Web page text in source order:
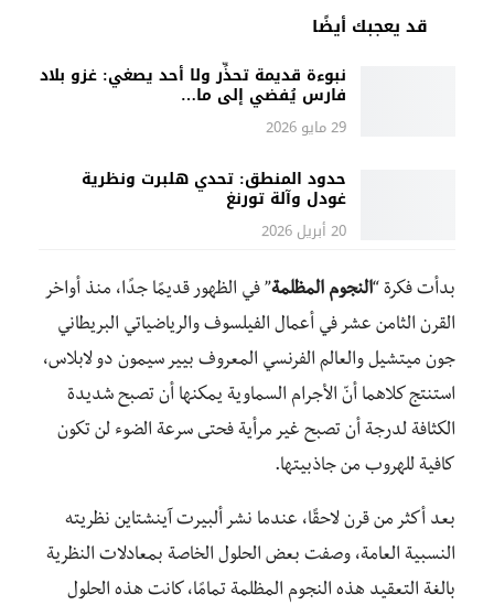
قد يعجبك أيضًا
نبوءة قديمة تحذِّر ولا أحد يصغي: غزو بلاد
فارس يُفضي إلى ما…
29 مايو 2026
حدود المنطق: تحدي هلبرت ونظرية
غودل وآلة تورنغ
20 أبريل 2026
بدأت فكرة “النجوم المظلمة” في الظهور قديمًا جدًا، منذ أواخر
القرن الثامن عشر في أعمال الفيلسوف والرياضياتي البريطاني
جون ميتشيل والعالم الفرنسي المعروف بيير سيمون دو لابلاس،
استنتج كلاهما أنّ الأجرام السماوية يمكنها أن تصبح شديدة
الكثافة لدرجة أن تصبح غير مرأية فحتى سرعة الضوء لن تكون
كافية للهروب من جاذبيتها.
بعد أكثر من قرن لاحقًا، عندما نشر ألبيرت آينشتاين نظريته
النسبية العامة، وصفت بعض الحلول الخاصة بمعادلات النظرية
بالغة التعقيد هذه النجوم المظلمة تمامًا، كانت هذه الحلول